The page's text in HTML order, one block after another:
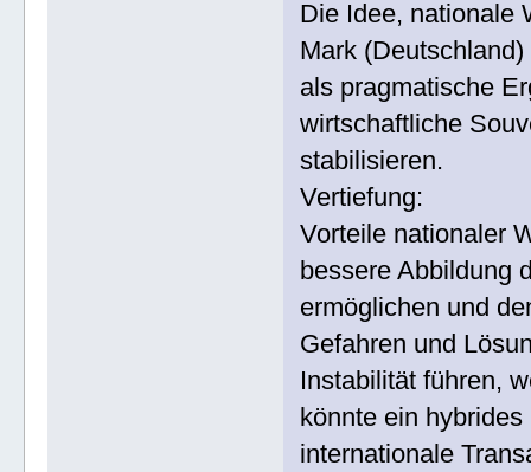
Die Idee, nationale
Mark
als pragmatische
wirtschaftliche
stabilisieren.
Vertiefung:
Vorteile nationaler
bessere Abbildung
ermöglichen und
Gefahren und
Instabilität führen,
könnte ein
internationale